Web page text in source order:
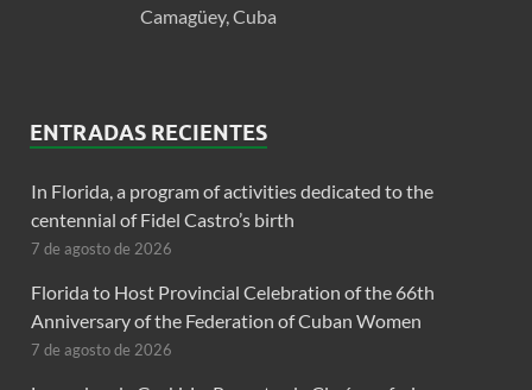
Camagüey, Cuba
ENTRADAS RECIENTES
In Florida, a program of activities dedicated to the
centennial of Fidel Castro’s birth
7 de agosto de 2026
Florida to Host Provincial Celebration of the 66th
Anniversary of the Federation of Cuban Women
7 de agosto de 2026